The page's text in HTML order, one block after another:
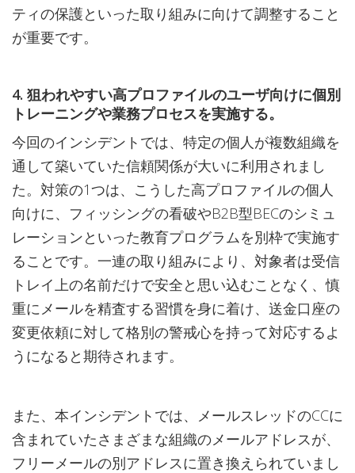
ティの保護といった取り組みに向けて調整すること
が重要です。
4. 狙われやすい高プロファイルのユーザ向けに個別
トレーニングや業務プロセスを実施する。
今回のインシデントでは、特定の個人が複数組織を
通して築いていた信頼関係が大いに利用されまし
た。対策の1つは、こうした高プロファイルの個人
向けに、フィッシングの看破やB2B型BECのシミュ
レーションといった教育プログラムを別枠で実施す
ることです。一連の取り組みにより、対象者は受信
トレイ上の名前だけで安全と思い込むことなく、慎
重にメールを精査する習慣を身に着け、送金口座の
変更依頼に対して格別の警戒心を持って対応するよ
うになると期待されます。
また、本インシデントでは、メールスレッドのCCに
含まれていたさまざまな組織のメールアドレスが、
フリーメールの別アドレスに置き換えられていまし